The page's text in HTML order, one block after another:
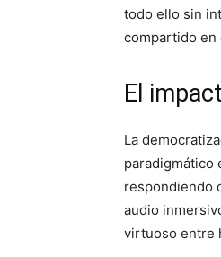
todo ello sin
compartido en
El
La
paradigmático
respondiendo
audio
virtuoso entre